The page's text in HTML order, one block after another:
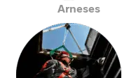
Arneses